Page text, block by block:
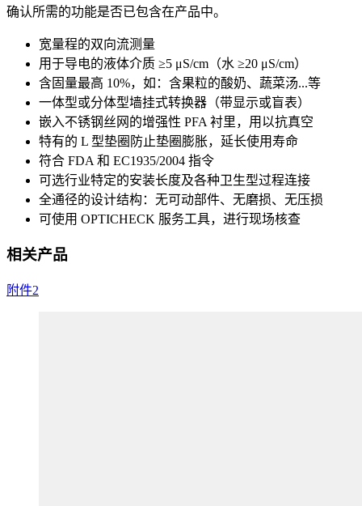
确认所需的功能是否已包含在产品中。
宽量程的双向流测量
用于导电的液体介质 ≥5 μS/cm（水 ≥20 μS/cm）
含固量最高 10%，如：含果粒的酸奶、蔬菜汤...等
一体型或分体型墙挂式转换器（带显示或盲表）
嵌入不锈钢丝网的增强性 PFA 衬里，用以抗真空
特有的 L 型垫圈防止垫圈膨胀，延长使用寿命
符合 FDA 和 EC1935/2004 指令
可选行业特定的安装长度及各种卫生型过程连接
全通径的设计结构：无可动部件、无磨损、无压损
可使用 OPTICHECK 服务工具，进行现场核查
相关产品
附件2